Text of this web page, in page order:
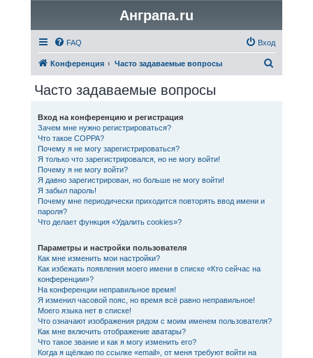
Анграпа.ru
FAQ Вход
Конференция Часто задаваемые вопросы
Часто задаваемые вопросы
Вход на конференцию и регистрация
Зачем мне нужно регистрироваться?
Что такое COPPA?
Почему я не могу зарегистрироваться?
Я только что зарегистрировался, но не могу войти!
Почему я не могу войти?
Я давно зарегистрирован, но больше не могу войти!
Я забыл пароль!
Почему мне периодически приходится повторять ввод имени и
пароля?
Что делает функция «Удалить cookies»?
Параметры и настройки пользователя
Как мне изменить мои настройки?
Как избежать появления моего имени в списке «Кто сейчас на
конференции»?
На конференции неправильное время!
Я изменил часовой пояс, но время всё равно неправильное!
Моего языка нет в списке!
Что означают изображения рядом с моим именем пользователя?
Как мне включить отображение аватары?
Что такое звание и как я могу изменить его?
Когда я щёлкаю по ссылке «email», от меня требуют войти на